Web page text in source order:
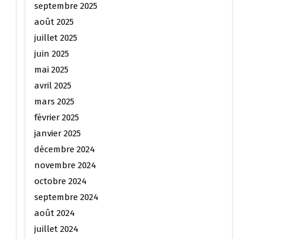
septembre 2025
août 2025
juillet 2025
juin 2025
mai 2025
avril 2025
mars 2025
février 2025
janvier 2025
décembre 2024
novembre 2024
octobre 2024
septembre 2024
août 2024
juillet 2024